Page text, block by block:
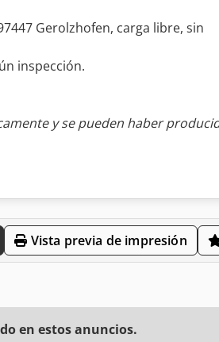
Gerolzhofen, carga libre, sin
inspección.
y se pueden haber
Vista previa de impresión
en estos anuncios.